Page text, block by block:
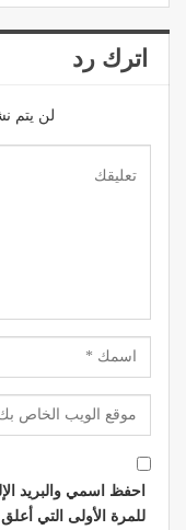
اترك رد
لن يتم
احفظ اسمي والبريد
للمرة الأولى التي أعلق